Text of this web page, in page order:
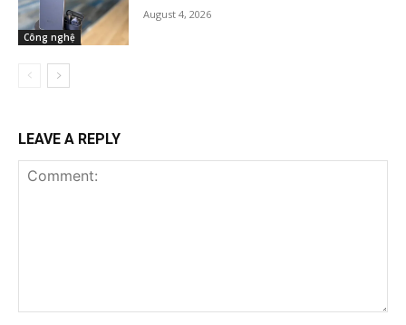
Công nghệ
August 4, 2026
LEAVE A REPLY